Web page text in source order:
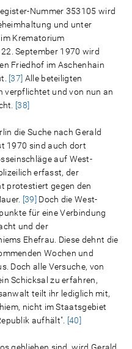
Nummer 353105 wird
und unter
Krematorium
September 1970 wird
Friedhof im Aschenhain
[37] Alle beteiligten
verpflichtet und von nun an
[38]
die Suche nach Gerald
1970 sind auch dort
auf West-
erfasst, der
protestiert gegen den
[39] Doch die West-
für eine Verbindung
und der
Ehefrau. Diese dehnt die
Wochen und
Doch alle Versuche, von
Schicksal zu erfahren,
teilt ihr lediglich mit,
nicht im Staatsgebiet
aufhält". [40]